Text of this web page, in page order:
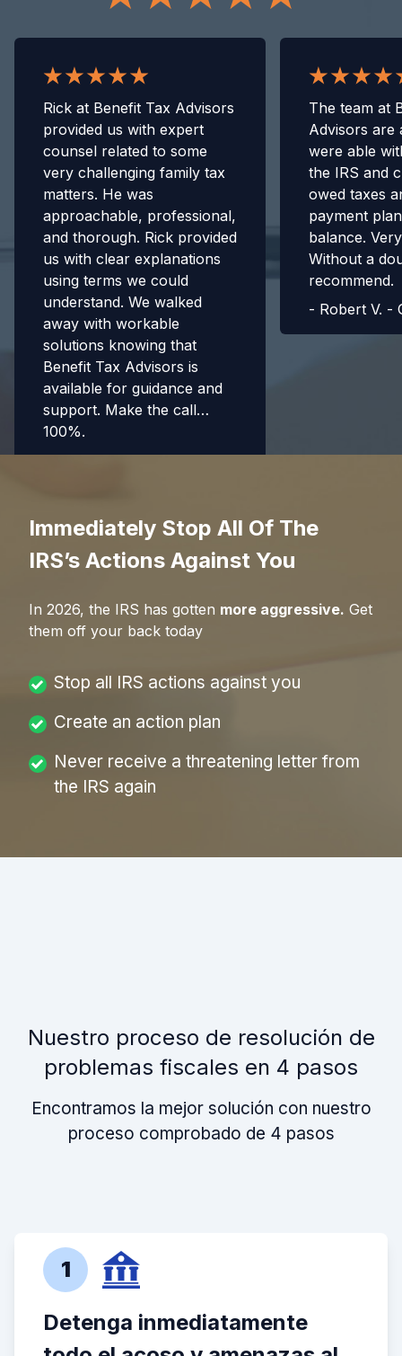
Rick at Benefit Tax Advisors
provided us with expert
counsel related to some
very challenging family tax
matters. He was
approachable, professional,
and thorough. Rick provided
us with clear explanations
using terms we could
understand. We walked
away with workable
solutions knowing that
Benefit Tax Advisors is
available for guidance and
support. Make the call…
100%.
-Cecily L. - Google 5 Stars
The team at
Advisors are
were able
the IRS and
owed taxes
payment
balance.
Without a
recommend.
- Robert V. -
Immediately Stop All Of The
IRS’s Actions Against You
In 2026, the IRS has gotten more aggressive. Get
them off your back today
Stop all IRS actions against you
Create an action plan
Never receive a threatening letter from
the IRS again
Nuestro proceso de resolución de
problemas fiscales en 4 pasos
Encontramos la mejor solución con nuestro
proceso comprobado de 4 pasos
1
Detenga inmediatamente